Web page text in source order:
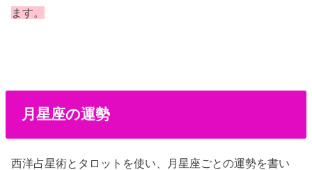
ます。
月星座の運勢
西洋占星術とタロットを使い、月星座ごとの運勢を書い